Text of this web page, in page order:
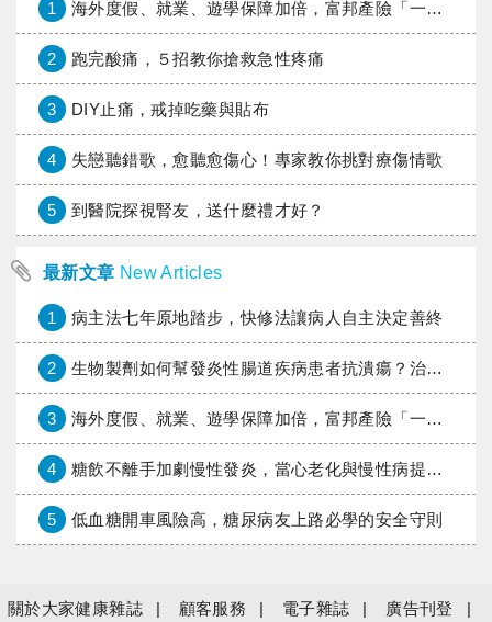
1 海外度假、就業、遊學保障加倍，富邦產險「一期逐夢」專案加碼遠距醫療與緊急救援
2 跑完酸痛，５招教你搶救急性疼痛
3 DIY止痛，戒掉吃藥與貼布
4 失戀聽錯歌，愈聽愈傷心！專家教你挑對療傷情歌
5 到醫院探視腎友，送什麼禮才好？
最新文章 New Articles
1 病主法七年原地踏步，快修法讓病人自主決定善終
2 生物製劑如何幫發炎性腸道疾病患者抗潰瘍？治療進展與健保給付困境一次看
3 海外度假、就業、遊學保障加倍，富邦產險「一期逐夢」專案加碼遠距醫療與緊急救援
4 糖飲不離手加劇慢性發炎，當心老化與慢性病提早報到
5 低血糖開車風險高，糖尿病友上路必學的安全守則
關於大家健康雜誌 顧客服務 電子雜誌
廣告刊登